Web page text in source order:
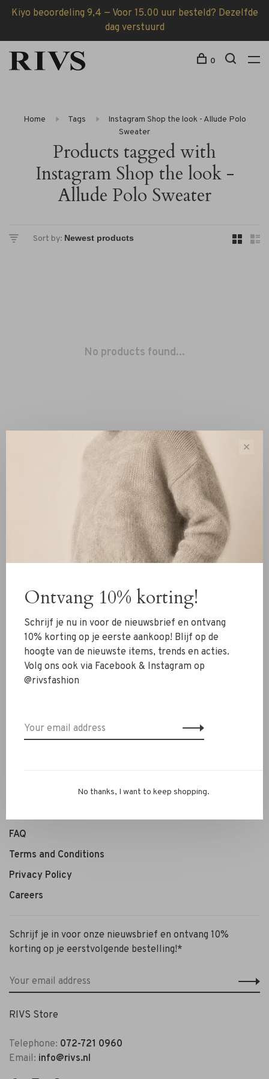
Kiyo beoordeling 9,4 — Voor 15.00 uur besteld? Dezelfde
dag verstuurd
0
Home Tags
Instagram Shop the look - Allude Polo
Sweater
Products tagged with
Instagram Shop the look -
Allude Polo Sweater
Sort by:
No products found...
Showing 1 - 0 of 0
Clothing
Jewelry
Accessoires
SALE
About us
Exchanges & retour
FAQ
Terms and Conditions
Privacy Policy
Careers
Schrijf je in voor onze nieuwsbrief en ontvang 10%
korting op je eerstvolgende bestelling!*
RIVS Store
Telephone: 072-721 0960
Email: info@rivs.nl
✕
Ontvang 10% korting!
Schrijf je nu in voor de nieuwsbrief en ontvang
10% korting op je eerste aankoop! Blijf op de
hoogte van de nieuwste items, trends en acties.
Volg ons ook via Facebook & Instagram op
@rivsfashion
No thanks, I want to keep shopping.